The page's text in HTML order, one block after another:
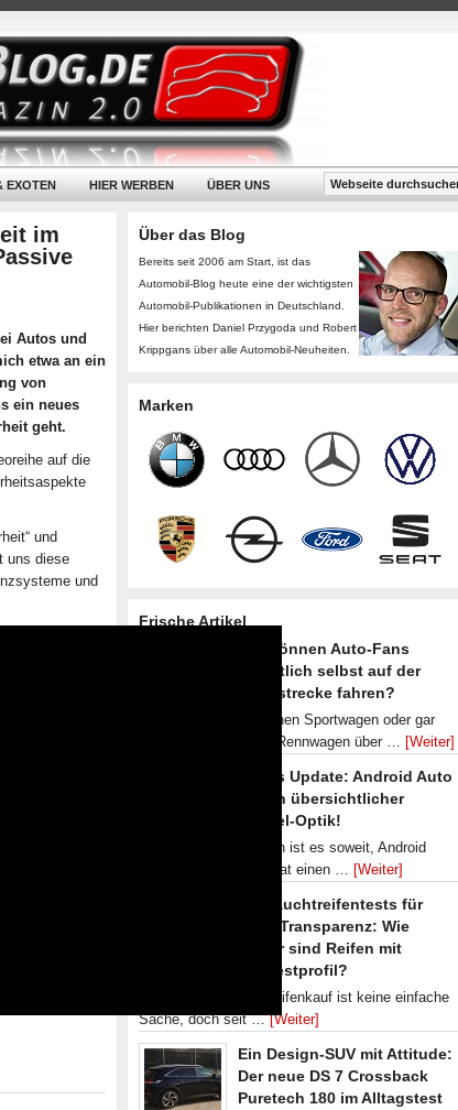
EXOTEN HIER WERBEN ÜBER UNS
im
Autos und
etwa an ein
von
ein neues
geht.
auf die
und
uns diese
und
Über das Blog
Bereits seit 2006 am Start, ist das
Automobil-Blog heute eine der wichtigsten
Automobil-Publikationen in Deutschland.
Hier berichten Daniel Przygoda und Robert
Krippgans über alle Automobil-Neuheiten.
Marken
Frische Artikel
Wie können Auto-Fans
eigentlich selbst auf der
Rennstrecke fahren?
Mal einen Sportwagen oder gar
einen Rennwagen über … [Weiter]
Neues Update: Android Auto
nun in übersichtlicher
Kachel-Optik!
Endlich ist es soweit, Android
Auto hat einen … [Weiter]
Gebrauchtreifentests für
mehr Transparenz: Wie
sicher sind Reifen mit
Mindestprofil?
Der Reifenkauf ist keine einfache
Sache, doch seit …[Weiter]
Ein Design-SUV mit Attitude:
Der neue DS 7 Crossback
Puretech 180 im Alltagstest